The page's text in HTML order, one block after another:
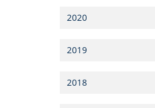
2020
2019
2018